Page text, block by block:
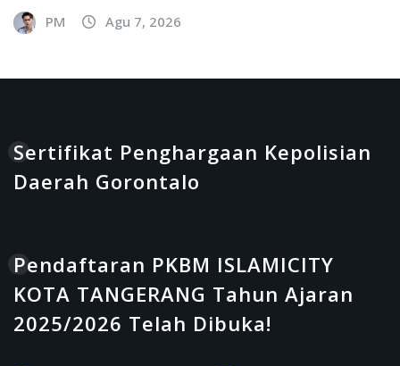
PM Agu 7, 2026
Sertifikat Penghargaan Kepolisian
Daerah Gorontalo
Pendaftaran PKBM ISLAMICITY
KOTA TANGERANG Tahun Ajaran
2025/2026 Telah Dibuka!